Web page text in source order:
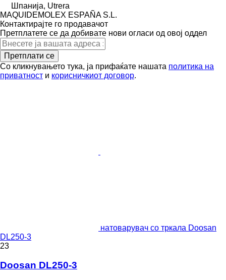
Шпанија, Utrera
MAQUIDEMOLEX ESPAÑA S.L.
Контактирајте го продавачот
Претплатете се да добивате нови огласи од овој оддел
Претплати се
Со кликнувањето тука, ја прифаќате нашата политика на
приватност и корисничкиот договор.
натоварувач со тркала Doosan
DL250-3
23
Doosan DL250-3